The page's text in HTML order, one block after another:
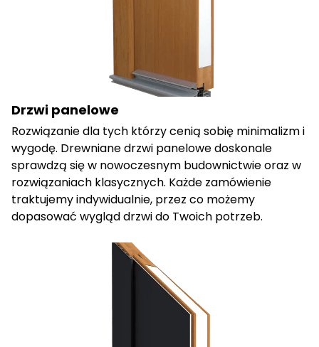
Drzwi panelowe
Rozwiązanie dla tych którzy cenią sobię minimalizm i
wygodę. Drewniane drzwi panelowe doskonale
sprawdzą się w nowoczesnym budownictwie oraz w
rozwiązaniach klasycznych. Każde zamówienie
traktujemy indywidualnie, przez co możemy
dopasować wygląd drzwi do Twoich potrzeb.